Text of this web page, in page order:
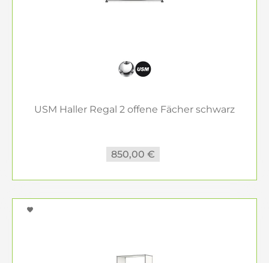
USM Haller Regal 2 offene Fächer schwarz
850,00 €